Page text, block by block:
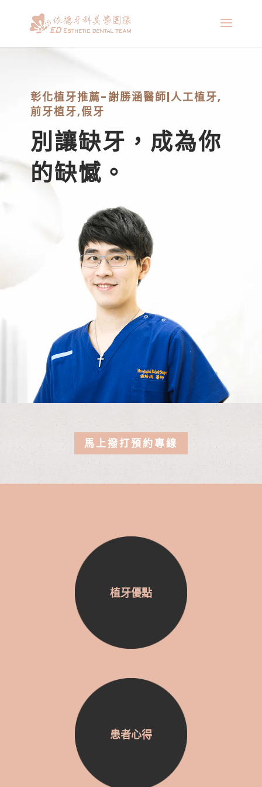
彰化植牙推薦-謝勝涵醫師|人工植牙,
前牙植牙,假牙
別讓缺牙，成為你
的缺憾。
馬上撥打預約專線
植牙優點
患者心得